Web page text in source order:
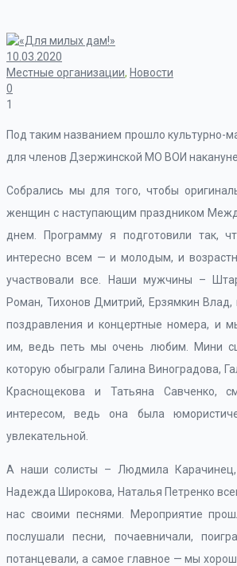
10.03.2020
Местные организации, Новости
0
1
Под таким названием прошло культурно-
для членов Дзержинской МО ВОИ накануне
Собрались мы для того, чтобы
женщин с наступающим праздником
днем. Программу я подготовили так,
интересно всем — и молодым, и
участвовали все. Наши мужчины –
Роман, Тихонов Дмитрий, Ерзямкин Влад,
поздравления и концертные номера, и
им, ведь петь мы очень любим. Мини
которую обыграли Галина Виноградова,
Краснощекова и Татьяна Савченко,
интересом, ведь она была
увлекательной.
А наши солисты – Людмила
Надежда Широкова, Наталья Петренко
нас своими песнями. Мероприятие
послушали песни, почаевничали,
потанцевали, а самое главное — мы